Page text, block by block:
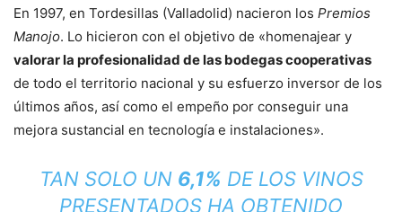
En 1997, en Tordesillas (Valladolid) nacieron los Premios
Manojo. Lo hicieron con el objetivo de «homenajear y
valorar la profesionalidad de las bodegas cooperativas
de todo el territorio nacional y su esfuerzo inversor de los
últimos años, así como el empeño por conseguir una
mejora sustancial en tecnología e instalaciones».
TAN SOLO UN 6,1% DE LOS VINOS
PRESENTADOS HA OBTENIDO